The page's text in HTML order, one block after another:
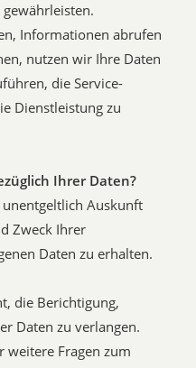
Informationen abrufen
nutzen wir Ihre Daten
die Service-
Dienstleistung zu
Ihrer Daten?
unentgeltlich Auskunft
Zweck Ihrer
Daten zu erhalten.
die Berichtigung,
Daten zu verlangen.
weitere Fragen zum